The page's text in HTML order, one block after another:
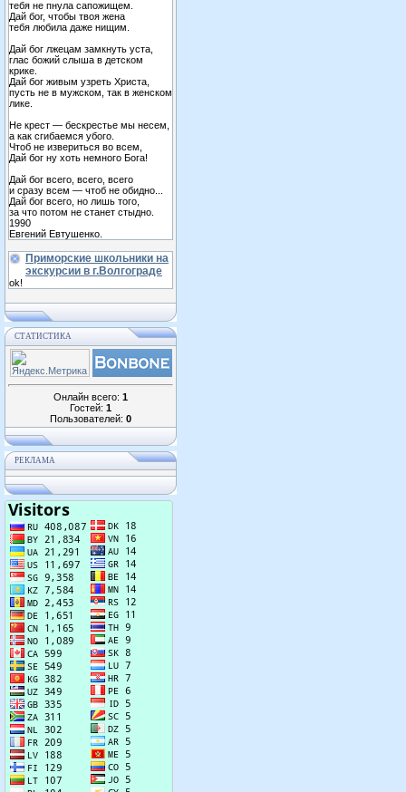
тебя не пнула сапожищем.
Дай бог, чтобы твоя жена
тебя любила даже нищим.
Дай бог лжецам замкнуть уста,
глас божий слыша в детском
крике.
Дай бог живым узреть Христа,
пусть не в мужском, так в женском
лике.
Не крест — бескрестье мы несем,
а как сгибаемся убого.
Чтоб не извериться во всем,
Дай бог ну хоть немного Бога!
Дай бог всего, всего, всего
и сразу всем — чтоб не обидно...
Дай бог всего, но лишь того,
за что потом не станет стыдно.
1990
Евгений Евтушенко.
Приморские школьники на
экскурсии в г.Волгограде
ok!
СТАТИСТИКА
Онлайн всего: 1
Гостей: 1
Пользователей: 0
РЕКЛАМА